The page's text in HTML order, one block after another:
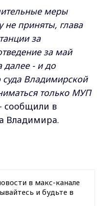
меры
не приняты, глава
за
за май
далее - и до
Владимирской
только МУП
сообщили в
Владимира.
в макс-канале
и будьте в